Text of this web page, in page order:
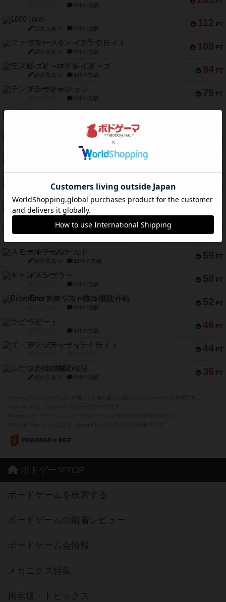
1件の投稿
112 PT
1809
紹介文あり 1件の投稿
108 PT
ファースト・イン・フライト
紹介文あり 3件の投稿
94 PT
モズビ－ズ・レイダ－ズ
紹介文あり 1件の投稿
79 PT
テンプテーション
2件の投稿
PT
インドネシア
PT
PT
リスボン・トラム 28
PT
アマナイト
紹介文なし 1件の投稿
PT
ブラヴェスト
紹介文なし 1件の投稿
60 PT
スペクタキュラー
59 PT
スモールワールド
紹介文あり 13件の投稿
58 PT
ギャンブラー
2件の投稿
52 PT
Bitter End ブタペスト救出作戦
1件の投稿
46 PT
ラピード
1件の投稿
44 PT
ザ・フラッフィー・ライト
39 PT
ふたつの城の物語
紹介文あり 6件の投稿
ボドゲーマTOP
ボードゲームを検索する
ボードゲームの新着レビュー
ボードゲーム会情報
メカニクス特集
掲示板・トピックス